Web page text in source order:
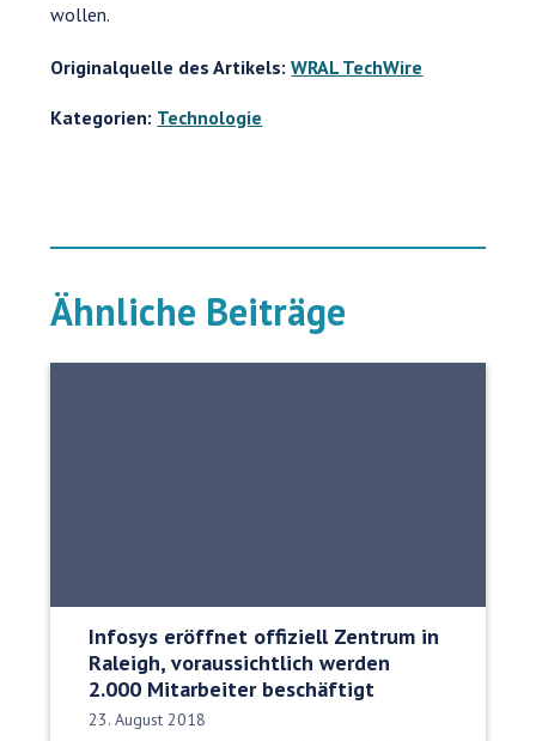
wollen.
Originalquelle des Artikels:WRAL TechWire
Kategorien: Technologie
Ähnliche Beiträge
Infosys eröffnet offiziell Zentrum in
Raleigh, voraussichtlich werden
2.000 Mitarbeiter beschäftigt
Veröffentlichungsdatum:
23. August 2018